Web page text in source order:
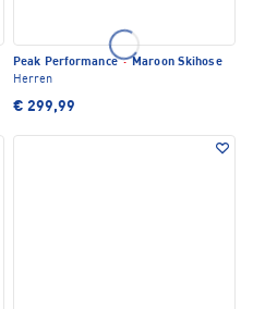
Peak Performance·Maroon Skihose
Herren
€ 299,99